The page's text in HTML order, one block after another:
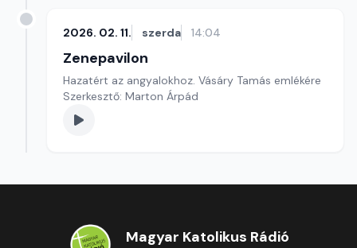
2026. 02. 11. szerda 14:04
Zenepavilon
Hazatért az angyalokhoz. Vásáry Tamás emlékére
Szerkesztő: Marton Árpád
Magyar Katolikus Rádió